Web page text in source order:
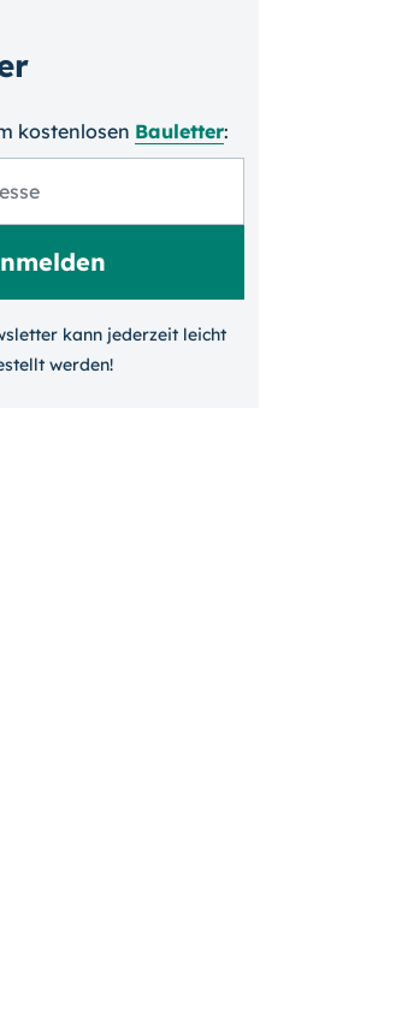
kosten­losen Bauletter:
kann jeder­zeit leicht
werden!